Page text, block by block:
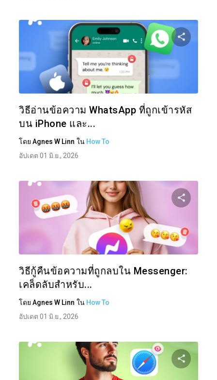
วิธีอ่านข้อความ WhatsApp ที่ถูกเข้ารหัส
บน iPhone และ...
โดย Agnes W Linn ใน How To
อัปเดต 01 มิ.ย., 2026
วิธีกู้คืนข้อความที่ถูกลบใน Messenger:
เคล็ดลับสำหรับ...
โดย Agnes W Linn ใน How To
อัปเดต 01 มิ.ย., 2026